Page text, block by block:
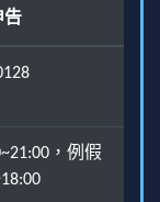
告
，例假